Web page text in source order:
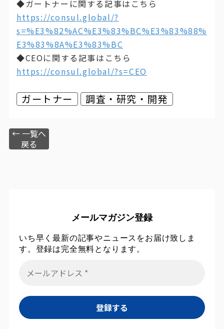
◆ガートナーに関する記事はこちら
https://consul.global/?
s=%E3%82%AC%E3%83%BC%E3%83%88%
E3%83%8A%E3%83%BC
◆CEOに関する記事はこちら
https://consul.global/?s=CEO
ガートナー 調査・研究・開発
← 一覧へ
戻る
メールマガジン登録
いち早く最新の記事やニュースをお届け致しま
す。登録は完全無料となります。